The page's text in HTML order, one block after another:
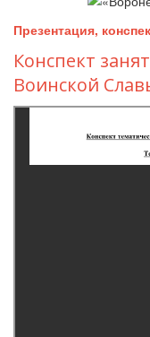
Презентация,
Конспект
Воинской